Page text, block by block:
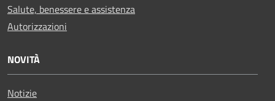
Salute, benessere e assistenza
Autorizzazioni
NOVITÀ
Notizie